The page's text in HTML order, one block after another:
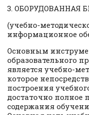
3. ОБОРУДОВАННАЯ
(учебно-
информационное
Основным
образовательного
является учебно-
которое
построения
достаточно полное
содержания